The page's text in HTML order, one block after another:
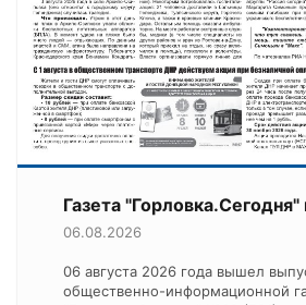
Газета
06.08.2026
06 августа 2026 года вышел
общественно-информационной